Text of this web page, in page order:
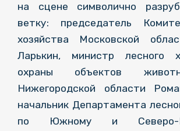
на сцене символично
ветку: председатель
хозяйства Московской
Ларькин, министр лесного
охраны объектов
Нижегородской области
начальник Департамента
по Южному и Северо-